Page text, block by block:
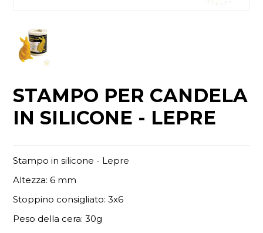
STAMPO PER CANDELA
IN SILICONE - LEPRE
Stampo in silicone - Lepre
Altezza: 6 mm
Stoppino consigliato: 3x6
Peso della cera: 30g